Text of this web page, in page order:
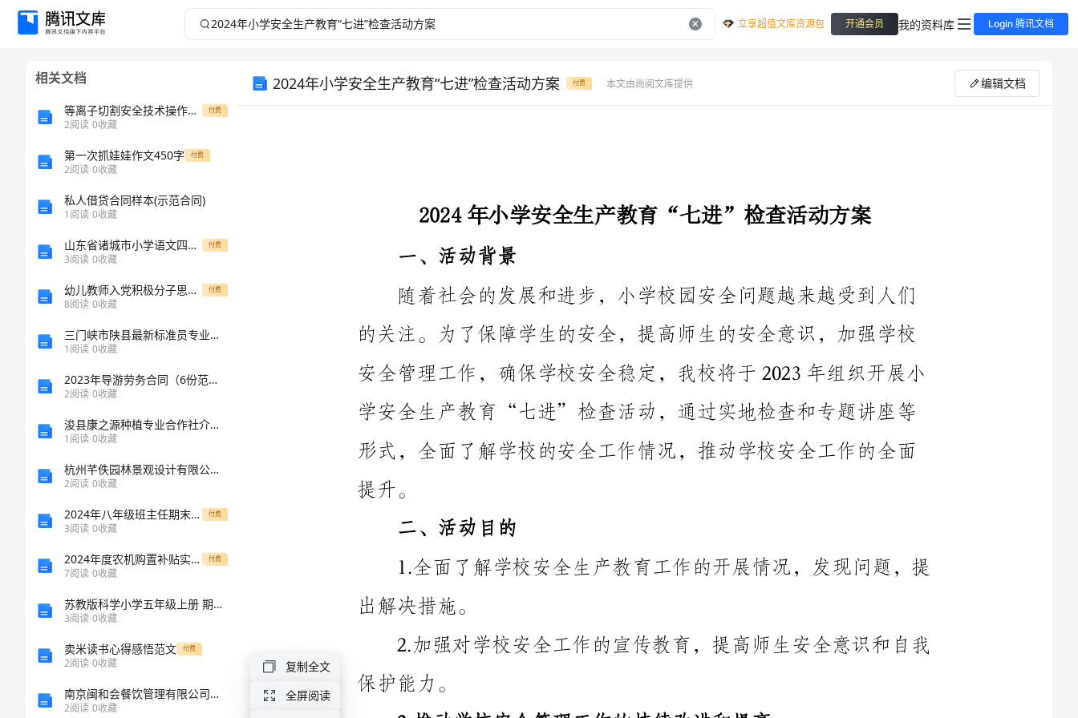
2024
立享超值文库资源包 开通会员 我的资料库 Login 腾讯文档
相关文档
等离子切割安全技术操作规程 付费
2阅读 0收藏
第一次抓娃娃作文450字 付费
2阅读 0收藏
私人借贷合同样本(示范合同)
1阅读 0收藏
山东省诸城市小学语文四年级期末评估题详细参考答案解析 付费
3阅读 0收藏
幼儿教师入党积极分子思想汇报 付费
8阅读 0收藏
三门峡市陕县最新标准员专业管理实务基础试题库精品含答案
1阅读 0收藏
2023年导游劳务合同（6份范本）
2阅读 0收藏
浚县康之源种植专业合作社介绍企业发展分析报告
1阅读 0收藏
杭州芊佚园林景观设计有限公司介绍企业发展分析报告
2阅读 0收藏
2024年八年级班主任期末教学工作总结 付费
3阅读 0收藏
2024年度农机购置补贴实施情况工作总结 付费
7阅读 0收藏
苏教版科学小学五年级上册 期末测试卷【模拟题】
3阅读 0收藏
卖米读书心得感悟范文 付费
2阅读 0收藏
南京闽和会餐饮管理有限公司介绍企业发展分析报告
2阅读 0收藏
2024年小学安全生产教育“七进”检查活动方案 付费 本文由尚阅文库提供 编辑文档
安全管理工作，确保学校安全稳定，我校将于2023年组织开展小
学安全生产教育“七进”检查活动，通过实地检查和专题讲座等
形式，全面了解学校的安全工作情况，推动学校安全工作的全面
二、活动目的
1.全面了解学校安全生产教育工作的开展情况，发现问题，提
出解决措施。
3.推动学校安全管理工作的持续改进和提高。
三、活动内容
复制全文
全屏阅读